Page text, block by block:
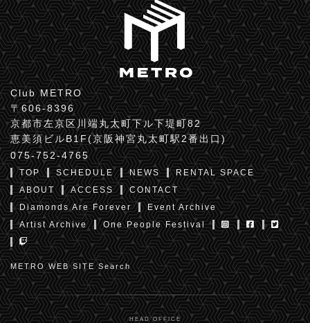
Club METRO
〒606-8396
京都市左京区川端丸太町下ル下堤町82
恵美須ビルB1F(京阪神宮丸太町駅2番出口)
075-752-4765
TOP SCHEDULE NEWS
RENTAL SPACE
ABOUT
ACCESS
CONTACT
Diamonds Are Forever
Event Archive
Artist Archive
One People Festival
METRO WEB SITE Search
HEAD OFFICE